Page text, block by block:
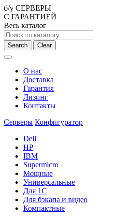
б/у СЕРВЕРЫ
С ГАРАНТИЕЙ
Весь каталог
Search Clear
О нас
Доставка
Гарантия
Лизинг
Контакты
Серверы Конфигуратор
Dell
HP
IBM
Supermicro
Мощные
Универсальные
Для 1С
Для бэкапа и видео
Компактные